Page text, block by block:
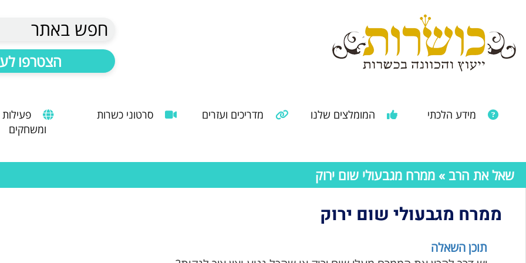
חפש באתר
הצטרפו
מידע הלכתי המומלצים שלנו מדריכים ועזרים סרטוני כשרות
פעילות
ומשחקים
שאל את הרב » ממרח מגבעולי שום ירוק
ממרח מגבעולי שום ירוק
תוכן השאלה